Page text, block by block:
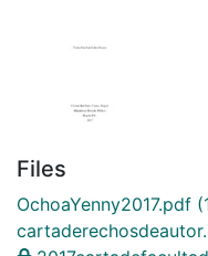
Files
OchoaYenny2017.pdf